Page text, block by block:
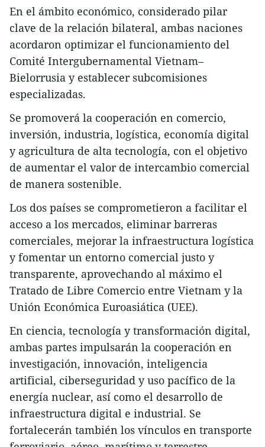
En el ámbito económico, considerado pilar
clave de la relación bilateral, ambas naciones
acordaron optimizar el funcionamiento del
Comité Intergubernamental Vietnam–
Bielorrusia y establecer subcomisiones
especializadas.
Se promoverá la cooperación en comercio,
inversión, industria, logística, economía digital
y agricultura de alta tecnología, con el objetivo
de aumentar el valor de intercambio comercial
de manera sostenible.
Los dos países se comprometieron a facilitar el
acceso a los mercados, eliminar barreras
comerciales, mejorar la infraestructura logística
y fomentar un entorno comercial justo y
transparente, aprovechando al máximo el
Tratado de Libre Comercio entre Vietnam y la
Unión Económica Euroasiática (UEE).
En ciencia, tecnología y transformación digital,
ambas partes impulsarán la cooperación en
investigación, innovación, inteligencia
artificial, ciberseguridad y uso pacífico de la
energía nuclear, así como el desarrollo de
infraestructura digital e industrial. Se
fortalecerán también los vínculos en transporte